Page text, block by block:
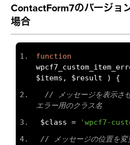
ContactForm7のバージョ
場合
function
$items , $result )
{
// メッセージを表示さ
エラー用のクラス名
$class = 'wpcf7-
// メッセージの位置を